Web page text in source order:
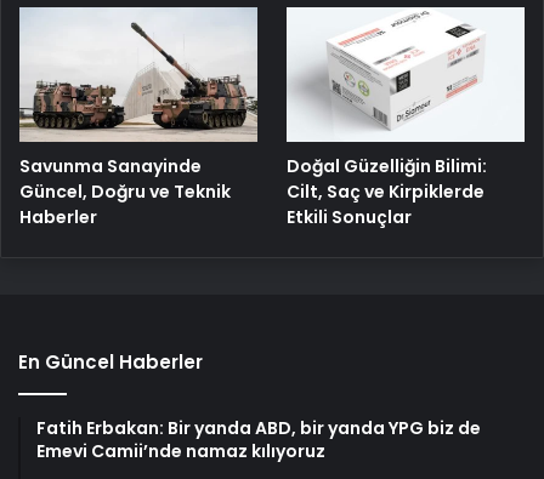
Savunma Sanayinde
Güncel, Doğru ve Teknik
Haberler
Doğal Güzelliğin Bilimi:
Cilt, Saç ve Kirpiklerde
Etkili Sonuçlar
En Güncel Haberler
Fatih Erbakan: Bir yanda ABD, bir yanda YPG biz de
Emevi Camii’nde namaz kılıyoruz